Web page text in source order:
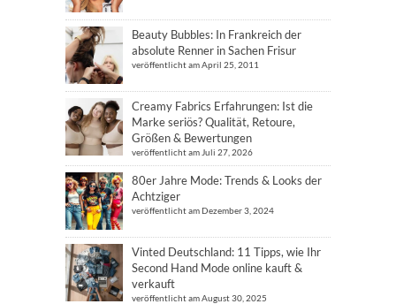
Beauty Bubbles: In Frankreich der
absolute Renner in Sachen Frisur
veröffentlicht am April 25, 2011
Creamy Fabrics Erfahrungen: Ist die
Marke seriös? Qualität, Retoure,
Größen & Bewertungen
veröffentlicht am Juli 27, 2026
80er Jahre Mode: Trends & Looks der
Achtziger
veröffentlicht am Dezember 3, 2024
Vinted Deutschland: 11 Tipps, wie Ihr
Second Hand Mode online kauft &
verkauft
veröffentlicht am August 30, 2025